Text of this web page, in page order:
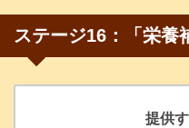
ステージ16：「栄養
提供